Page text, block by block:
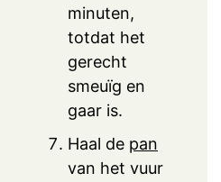
minuten,
totdat het
gerecht
smeuïg en
gaar is.
Haal de pan
van het vuur